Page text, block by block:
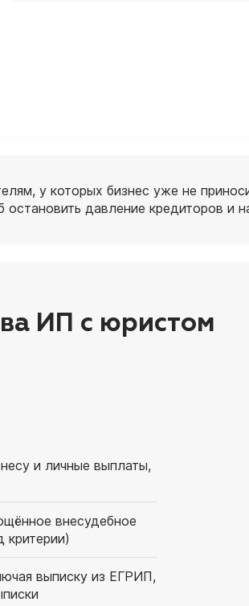
у которых бизнес уже не
давление кредиторов
ИП с юристом
и личные выплаты,
внесудебное
выписку из ЕГРИП,